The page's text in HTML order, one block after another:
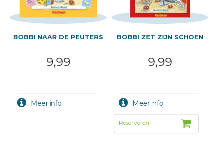
BOBBI NAAR DE PEUTERS
9,99
BOBBI ZET ZIJN SCHOEN
9,99